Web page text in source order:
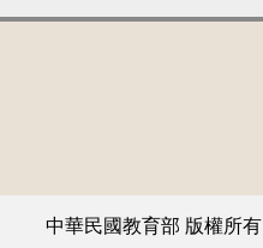
中華民國教育部 版權所有